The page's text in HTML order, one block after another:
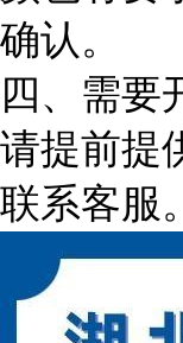
确认。
四、需要
请提前提
联系客服。